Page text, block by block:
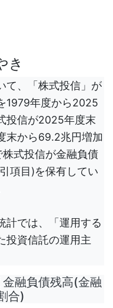
き
て、「株式投信」が
1979年度から2025
投信が2025年度末
末から69.2兆円増加
式投信が金融負債
項目)を保有してい
計では、「運用する
投資信託の運用主
融負債残高(金融
合)